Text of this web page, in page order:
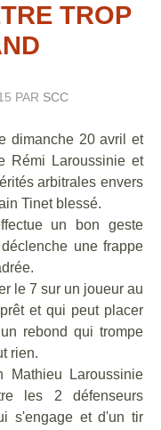
TROP
PAR SCC
dimanche 20 avril et
Rémi Laroussinie et
arbitrales envers
Tinet blessé.
un bon geste
une frappe
le 7 sur un joueur au
et qui peut placer
rebond qui trompe
rien.
Mathieu Laroussinie
les 2 défenseurs
s'engage et d'un tir